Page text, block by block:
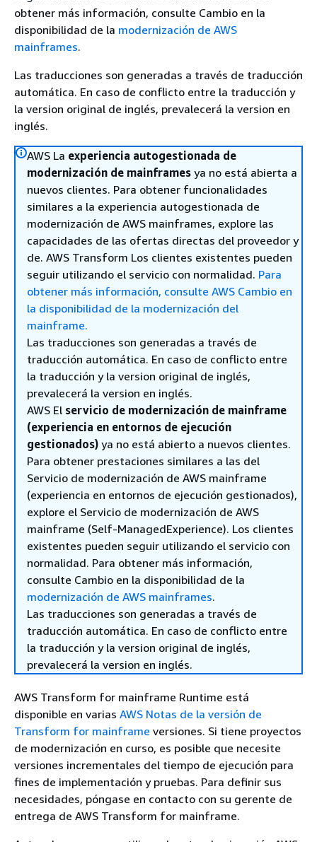
obtener más información, consulte Cambio en la
disponibilidad de la modernización de AWS
mainframes.
Las traducciones son generadas a través de traducción
automática. En caso de conflicto entre la traducción y
la version original de inglés, prevalecerá la version en
inglés.
AWS La experiencia autogestionada de
modernización de mainframes ya no está abierta a
nuevos clientes. Para obtener funcionalidades
similares a la experiencia autogestionada de
modernización de AWS mainframes, explore las
capacidades de las ofertas directas del proveedor y
de. AWS Transform Los clientes existentes pueden
seguir utilizando el servicio con normalidad. Para
obtener más información, consulte AWS Cambio en
la disponibilidad de la modernización del
mainframe.
Las traducciones son generadas a través de
traducción automática. En caso de conflicto entre
la traducción y la version original de inglés,
prevalecerá la version en inglés.
AWS El servicio de modernización de mainframe
(experiencia en entornos de ejecución
gestionados) ya no está abierto a nuevos clientes.
Para obtener prestaciones similares a las del
Servicio de modernización de AWS mainframe
(experiencia en entornos de ejecución gestionados),
explore el Servicio de modernización de AWS
mainframe (Self-ManagedExperience). Los clientes
existentes pueden seguir utilizando el servicio con
normalidad. Para obtener más información,
consulte Cambio en la disponibilidad de la
modernización de AWS mainframes.
Las traducciones son generadas a través de
traducción automática. En caso de conflicto entre
la traducción y la version original de inglés,
prevalecerá la version en inglés.
AWS Transform for mainframe Runtime está
disponible en varias AWS Notas de la versión de
Transform for mainframe versiones. Si tiene proyectos
de modernización en curso, es posible que necesite
versiones incrementales del tiempo de ejecución para
fines de implementación y pruebas. Para definir sus
necesidades, póngase en contacto con su gerente de
entrega de AWS Transform for mainframe.